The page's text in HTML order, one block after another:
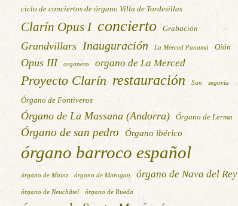
ciclo de conciertos de órgano Villa de Tordesillas
Clarín Opus I concierto Grabación
Grandvillars Inauguración La Merced Panamá Oión
Opus III organero organo de La Merced
Proyecto Clarín restauración San segovia
Órgano de Fontiveros
Órgano de La Massana (Andorra) Órgano de Lerma
Órgano de san pedro Órgano ibérico
órgano barroco español
órgano de Mainz órgano de Marugan órgano de Nava del Rey
órgano de Neuchâtel órgano de Rueda